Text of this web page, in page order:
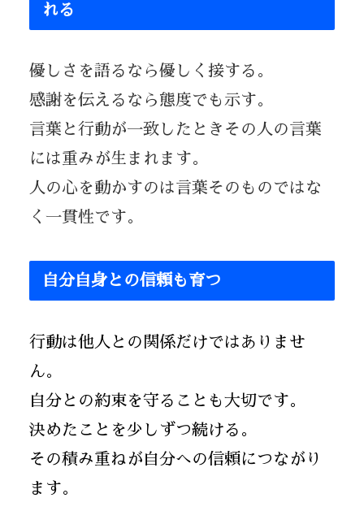
れる
優しさを語るなら優しく接する。
感謝を伝えるなら態度でも示す。
言葉と行動が一致したときその人の言葉
には重みが生まれます。
人の心を動かすのは言葉そのものではな
く一貫性です。
自分自身との信頼も育つ
行動は他人との関係だけではありませ
ん。
自分との約束を守ることも大切です。
決めたことを少しずつ続ける。
その積み重ねが自分への信頼につながり
ます。